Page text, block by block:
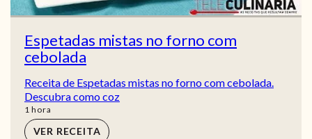
Espetadas mistas no forno com
cebolada
Receita de Espetadas mistas no forno com cebolada.
Descubra como coz
1 hora
hora
VER RECEITA